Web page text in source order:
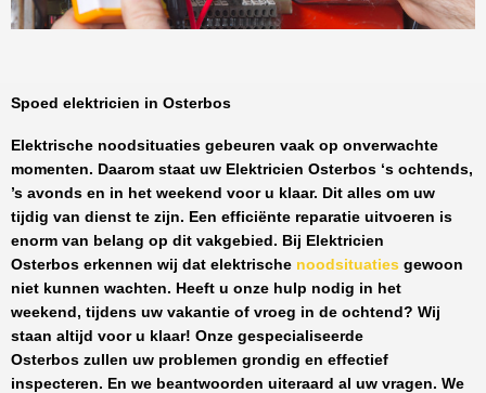
Spoed elektricien in Osterbos
Elektrische noodsituaties gebeuren vaak op onverwachte
momenten. Daarom staat uw Elektricien Osterbos ‘s ochtends,
’s avonds en in het weekend voor u klaar. Dit alles om uw
tijdig van dienst te zijn. Een efficiënte reparatie uitvoeren is
enorm van belang op dit vakgebied. Bij Elektricien
Osterbos erkennen wij dat elektrische noodsituaties gewoon
niet kunnen wachten. Heeft u onze hulp nodig in het
weekend, tijdens uw vakantie of vroeg in de ochtend? Wij
staan altijd voor u klaar! Onze gespecialiseerde
Osterbos zullen uw problemen grondig en effectief
inspecteren. En we beantwoorden uiteraard al uw vragen. We